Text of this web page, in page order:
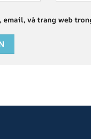
email, và trang web